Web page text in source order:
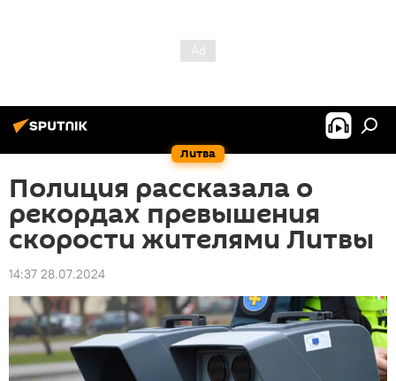
Литва
Полиция рассказала о
рекордах превышения
скорости жителями Литвы
14:37 28.07.2024